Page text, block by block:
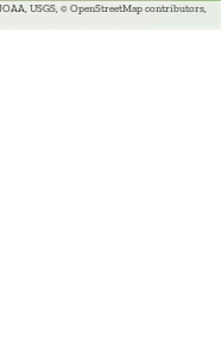
USGS, © OpenStreetMap contributors,